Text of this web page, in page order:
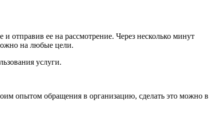
отправив ее на рассмотрение. Через несколько минут
на любые цели.
услуги.
опытом обращения в организацию, сделать это можно в